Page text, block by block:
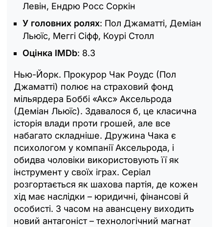
Левін, Ендрю Росс Соркін
У головних ролях: Пол Джаматті, Деміан
Льюїс, Меггі Сіфф, Коурі Столл
Оцінка IMDb: 8.3
Нью-Йорк. Прокурор Чак Роудс (Пол
Джаматті) полює на страховий фонд
мільярдера Боббі «Акс» Аксельрода
(Деміан Льюїс). Здавалося б, це класична
історія влади проти грошей, але все
набагато складніше. Дружина Чака є
психологом у компанії Аксельрода, і
обидва чоловіки використовують її як
інструмент у своїх іграх. Серіал
розгортається як шахова партія, де кожен
хід має наслідки – юридичні, фінансові й
особисті. З часом на авансцену виходить
новий антагоніст – технологічний магнат